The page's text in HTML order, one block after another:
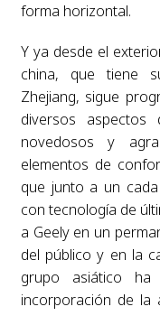
forma horizontal.
Y ya desde el
china, que tiene
Zhejiang, sigue
diversos
novedosos y
elementos de
que junto a un
con tecnología de
a Geely en un
del público y en la
grupo asiático
incorporación de la